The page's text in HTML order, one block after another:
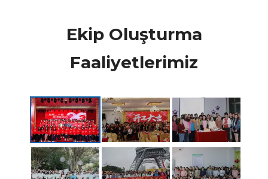
Ekip Oluşturma
Faaliyetlerimiz